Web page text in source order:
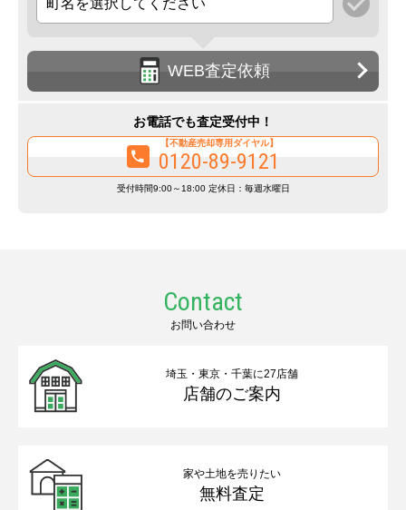
WEB査定依頼
お電話でも査定受付中！
【不動産売却専用ダイヤル】
0120-89-9121
受付時間9:00～18:00 定休日：毎週水曜日
Contact
お問い合わせ
埼玉・東京・千葉に27店舗
店舗のご案内
家や土地を売りたい
無料査定